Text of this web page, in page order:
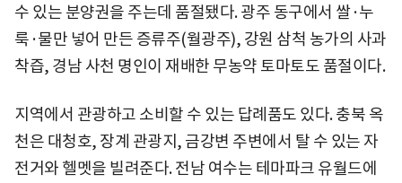
수 있는 분양권을 주는데 품절됐다. 광주 동구에서 쌀·누
룩·물만 넣어 만든 증류주(월광주), 강원 삼척 농가의 사과
착즙, 경남 사천 명인이 재배한 무농약 토마토도 품절이다.
지역에서 관광하고 소비할 수 있는 답례품도 있다. 충북 옥
천은 대청호, 장계 관광지, 금강변 주변에서 탈 수 있는 자
전거와 헬멧을 빌려준다. 전남 여수는 테마파크 유월드에